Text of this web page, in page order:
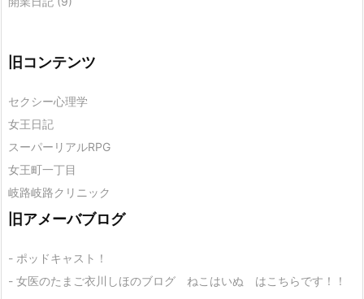
旧コンテンツ
セクシー心理学
女王日記
スーパーリアルRPG
女王町一丁目
岐路岐路クリニック
旧アメーバブログ
- ポッドキャスト！
- 女医のたまご衣川しほのブログ ねこはいぬ はこちらです！！